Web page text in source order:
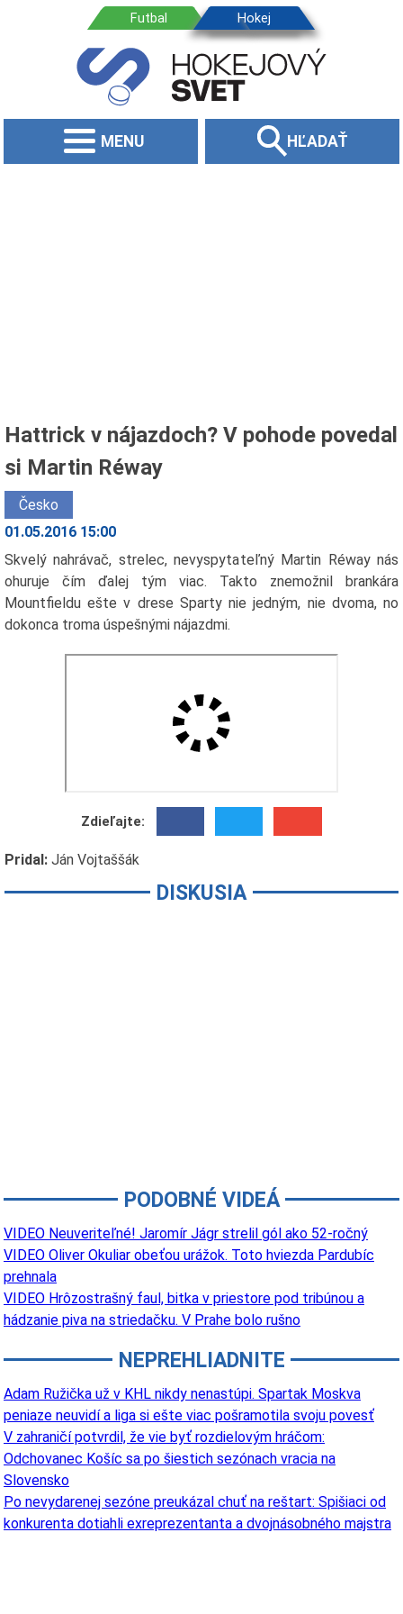
MENU HĽADAŤ
Hattrick v nájazdoch? V pohode povedal
si Martin Réway
Česko
01.05.2016 15:00
Skvelý nahrávač, strelec, nevyspytateľný Martin Réway nás
ohuruje čím ďalej tým viac. Takto znemožnil brankára
Mountfieldu ešte v drese Sparty nie jedným, nie dvoma, no
dokonca troma úspešnými nájazdmi.
Zdieľajte:
Pridal: Ján Vojtaššák
DISKUSIA
PODOBNÉ VIDEÁ
VIDEO Neuveriteľné! Jaromír Jágr strelil gól ako 52-ročný
VIDEO Oliver Okuliar obeťou urážok. Toto hviezda Pardubíc
prehnala
VIDEO Hrôzostrašný faul, bitka v priestore pod tribúnou a
hádzanie piva na striedačku. V Prahe bolo rušno
NEPREHLIADNITE
Adam Ružička už v KHL nikdy nenastúpi. Spartak Moskva
peniaze neuvidí a liga si ešte viac pošramotila svoju povesť
V zahraničí potvrdil, že vie byť rozdielovým hráčom:
Odchovanec Košíc sa po šiestich sezónach vracia na
Slovensko
Po nevydarenej sezóne preukázal chuť na reštart: Spišiaci od
konkurenta dotiahli exreprezentanta a dvojnásobného majstra